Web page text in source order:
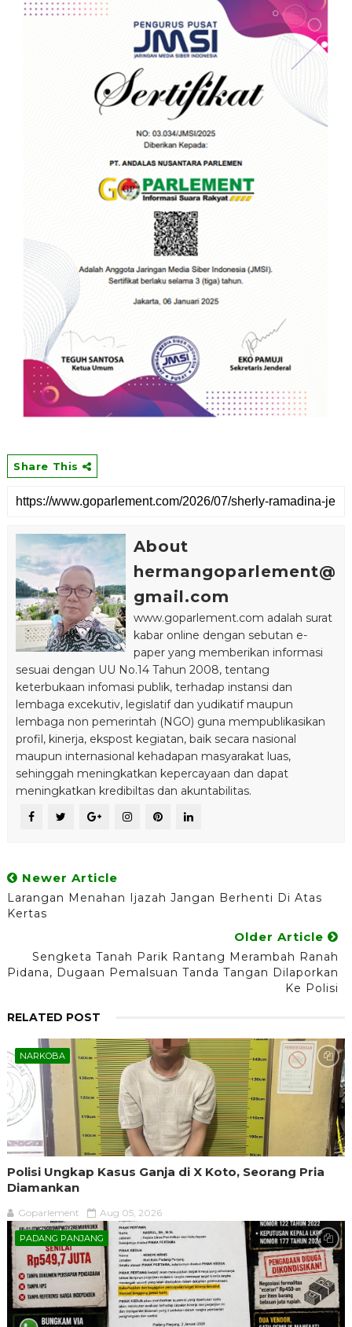
Share This
About
hermangoparlement@
gmail.com
www.goparlement.com adalah surat
kabar online dengan sebutan e-
paper yang memberikan informasi
sesuai dengan UU No.14 Tahun 2008, tentang
keterbukaan infomasi publik, terhadap instansi dan
lembaga excekutiv, legislatif dan yudikatif maupun
lembaga non pemerintah (NGO) guna mempublikasikan
profil, kinerja, ekspost kegiatan, baik secara nasional
maupun internasional kehadapan masyarakat luas,
sehinggah meningkatkan kepercayaan dan dapat
meningkatkan kredibiltas dan akuntabilitas.
Newer Article
Larangan Menahan Ijazah Jangan Berhenti Di Atas
Kertas
Older Article
Sengketa Tanah Parik Rantang Merambah Ranah
Pidana, Dugaan Pemalsuan Tanda Tangan Dilaporkan
Ke Polisi
RELATED POST
NARKOBA
Polisi Ungkap Kasus Ganja di X Koto, Seorang Pria
Diamankan
Goparlement Aug 05, 2026
PADANG PANJANG